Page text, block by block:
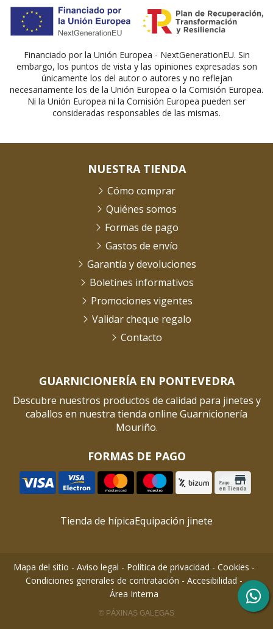
Financiado por la Unión Europea - NextGenerationEU. Sin
embargo, los puntos de vista y las opiniones expresadas son
únicamente los del autor o autores y no reflejan
necesariamente los de la Unión Europea o la Comisión Europea.
Ni la Unión Europea ni la Comisión Europea pueden ser
consideradas responsables de las mismas.
GUARNICIONERÍA EN PONTEVEDRA
Descubre nuestros productos de calidad para jinetes y
caballos en nuestra tienda online Guarnicionería
Mouriño.
FORMAS DE PAGO
NUESTRA TIENDA
Cómo comprar
Quiénes somos
Formas de pago
Gastos de envío
Garantía y devoluciones
Boletines informativos
Promociones vigentes
Validar cheque regalo
Contacto
Tienda de hípicaEquipación jinete
Mapa del sitio - Aviso legal - Política de privacidad - Cookies -
Condiciones generales de contratación - Accesibilidad -
Área Interna
© PÁXINAS GALEGAS